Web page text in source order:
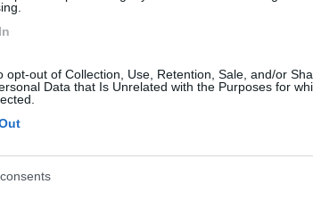
opt-out of Collection, Use, Retention, Sale, and/or
Data that Is Unrelated with the Purposes for
è quanto di meglio si possa trovare
monti, bere acqua fresca e dolce, godersi il